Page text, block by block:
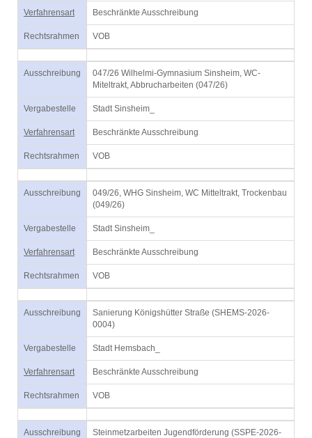
Verfahrensart Beschränkte Ausschreibung
Rechtsrahmen VOB
Ausschreibung
047/26 Wilhelmi-Gymnasium Sinsheim, WC-
Miteltrakt, Abbrucharbeiten (047/26)
Vergabestelle Stadt Sinsheim_
Verfahrensart Beschränkte Ausschreibung
Rechtsrahmen VOB
Ausschreibung
049/26, WHG Sinsheim, WC Mitteltrakt, Trockenbau
(049/26)
Vergabestelle Stadt Sinsheim_
Verfahrensart Beschränkte Ausschreibung
Rechtsrahmen VOB
Ausschreibung
Sanierung Königshütter Straße (SHEMS-2026-
0004)
Vergabestelle Stadt Hemsbach_
Verfahrensart Beschränkte Ausschreibung
Rechtsrahmen VOB
Ausschreibung
Steinmetzarbeiten Jugendförderung (SSPE-2026-